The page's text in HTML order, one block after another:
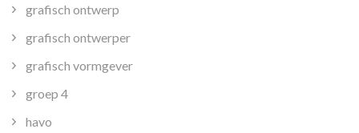
grafisch ontwerp
grafisch ontwerper
grafisch vormgever
groep 4
havo